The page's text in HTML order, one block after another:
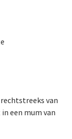
van
een mum van